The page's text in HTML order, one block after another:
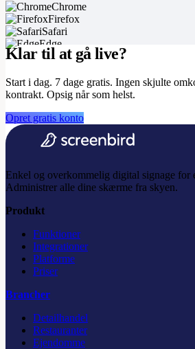
Chrome
Firefox
Safari
Edge
Klar til at gå live?
Start i dag. 7 dage gratis. Ingen skjulte
kontrakt. Opsig når som helst.
Opret gratis konto
Enkel og overkommelig digital signage for
Administrer alle dine skærme fra skyen.
Produkt
Funktioner
Integrationer
Platforme
Priser
Brancher
Detailhandel
Restauranter
Ejendomme